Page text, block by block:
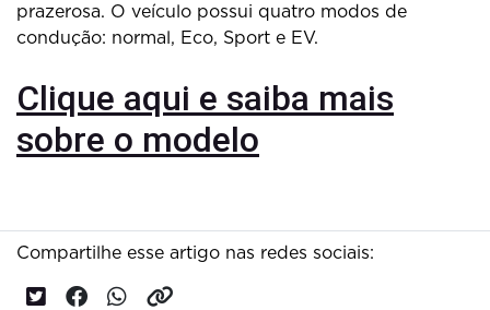
prazerosa. O veículo possui quatro modos de
condução: normal, Eco, Sport e EV.
Clique aqui e saiba mais
sobre o modelo
Compartilhe esse artigo nas redes sociais: